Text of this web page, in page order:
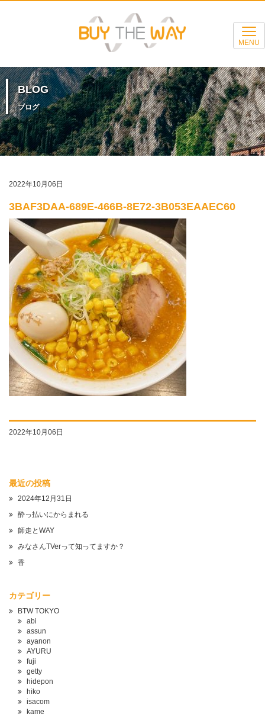
MENU
BLOG
ブログ
2022年10月06日
3BAF3DAA-689E-466B-8E72-3B053EAAEC60
2022年10月06日
最近の投稿
2024年12月31日
酔っ払いにからまれる
師走とWAY
みなさんTVerって知ってますか？
香
カテゴリー
BTW TOKYO
abi
assun
ayanon
AYURU
fuji
getty
hidepon
hiko
isacom
kame